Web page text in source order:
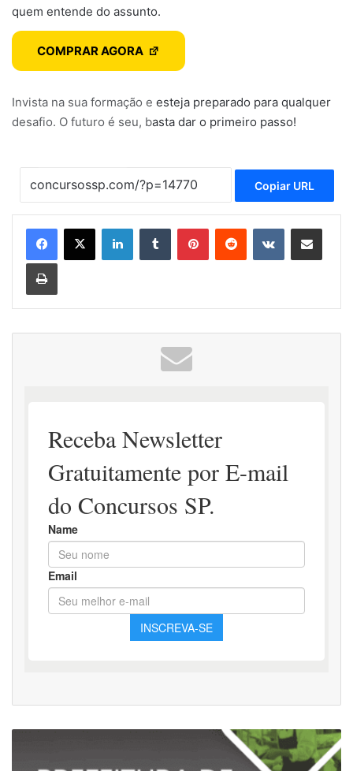
quem entende do assunto.
COMPRAR AGORA
Invista na sua formação e esteja preparado para qualquer
desafio. O futuro é seu, basta dar o primeiro passo!
Copiar URL
LinkedinTumblr PinterestReddit VK Compartilhar via e-mail
Imprimir